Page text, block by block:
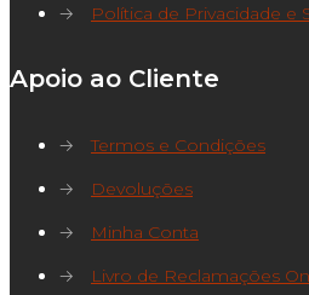
→
Política de Privacidade e
Apoio ao Cliente
→
Termos e Condições
→
Devoluções
→
Minha Conta
→
Livro de Reclamações